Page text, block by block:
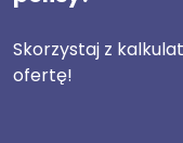
Skorzystaj z
ofertę!